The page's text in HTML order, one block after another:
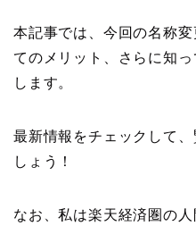
本記事では、今回の名称
てのメリット、さらに知
します。
最新情報をチェックして
しょう！
なお、私は楽天経済圏の